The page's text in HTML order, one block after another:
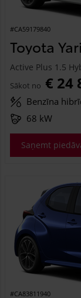
#CA59179840
Toyota
Active Plus 1.5
Sākot no € 24
Benzīna
68 kW
Saņemt
#CA83811940